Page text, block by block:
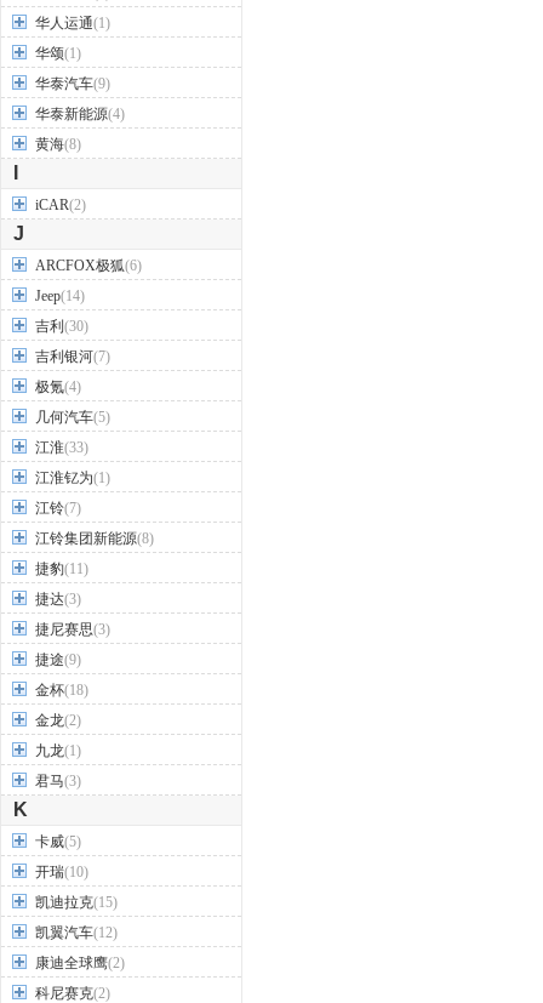
华人运通(1)
华颂(1)
华泰汽车(9)
华泰新能源(4)
黄海(8)
iCAR(2)
J
ARCFOX极狐(6)
Jeep(14)
吉利 (30)
吉利银河(7)
极氪(4)
几何汽车(5)
江淮(33)
江淮钇为(1)
江铃(7)
江铃集团新能源(8)
捷豹(11)
捷达(3)
捷尼赛思(3)
捷途(9)
金杯(18)
金龙(2)
九龙(1)
君马(3)
K
卡威(5)
开瑞(10)
凯迪拉克(15)
凯翼汽车(12)
康迪全球鹰(2)
科尼赛克(2)